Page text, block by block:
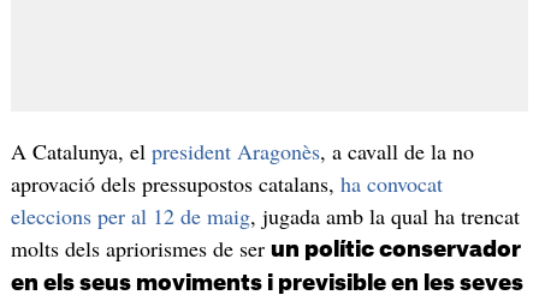
A Catalunya, el president Aragonès, a cavall de la no
aprovació dels pressupostos catalans, ha convocat
eleccions per al 12 de maig, jugada amb la qual ha trencat
molts dels apriorismes de ser un polític conservador
en els seus moviments i previsible en les seves